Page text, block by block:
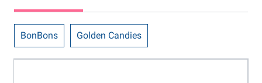
BonBons Golden Candies